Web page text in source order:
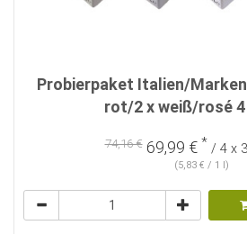
Probierpaket Italien/Marken
rot/2 x weiß/rosé 4
74,16 €69,99 € * / 4 x
(5,83 € / 1 l)